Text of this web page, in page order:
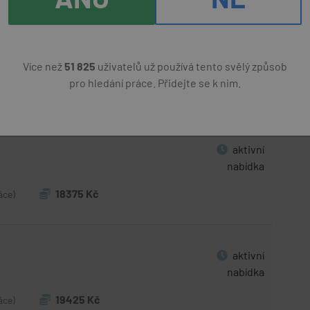
22050 Kč
aktivní
nabídka
18375 Kč
aktivní
nabídka
19425 Kč
Více než 51 825 uživatelů už používá tento svělý způsob
pro hledání práce. Přidejte se k nim.